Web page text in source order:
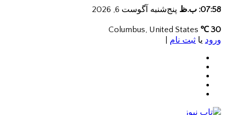
07:58: ب.ظ پنج‌شنبه آگوست 6, 2026
30 ℃
ورود یا ثبت نام